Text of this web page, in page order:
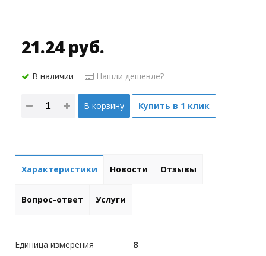
21.24 руб.
В наличии Нашли дешевле?
В корзину Купить в 1 клик
Характеристики Новости Отзывы
Вопрос-ответ Услуги
Единица измерения 8